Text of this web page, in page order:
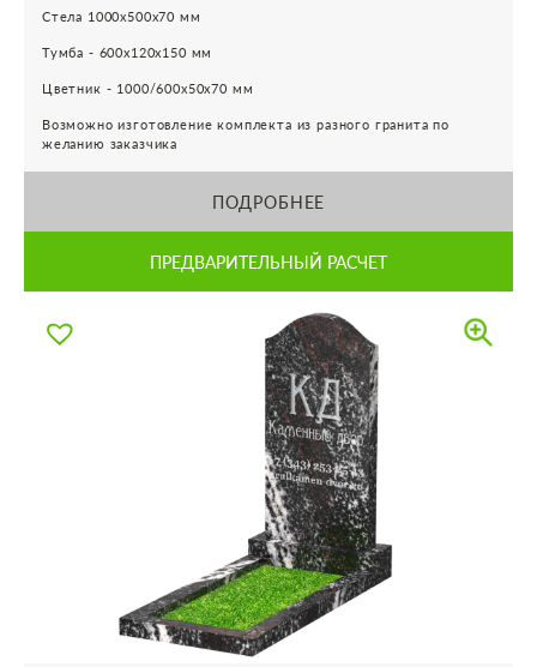
Стела 1000х500х70 мм
Тумба - 600х120х150 мм
Цветник - 1000/600х50х70 мм
Возможно изготовление комплекта из разного гранита по
желанию заказчика
ПОДРОБНЕЕ
ПРЕДВАРИТЕЛЬНЫЙ РАСЧЕТ